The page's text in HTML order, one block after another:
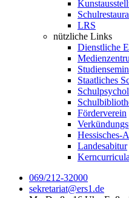
LRS
nützliche Links
Dienstliche
Staatliches
Förderverein
Hessisches-
Landesabitur
Kerncurricula
069/212-32000
sekretariat@ers1.de